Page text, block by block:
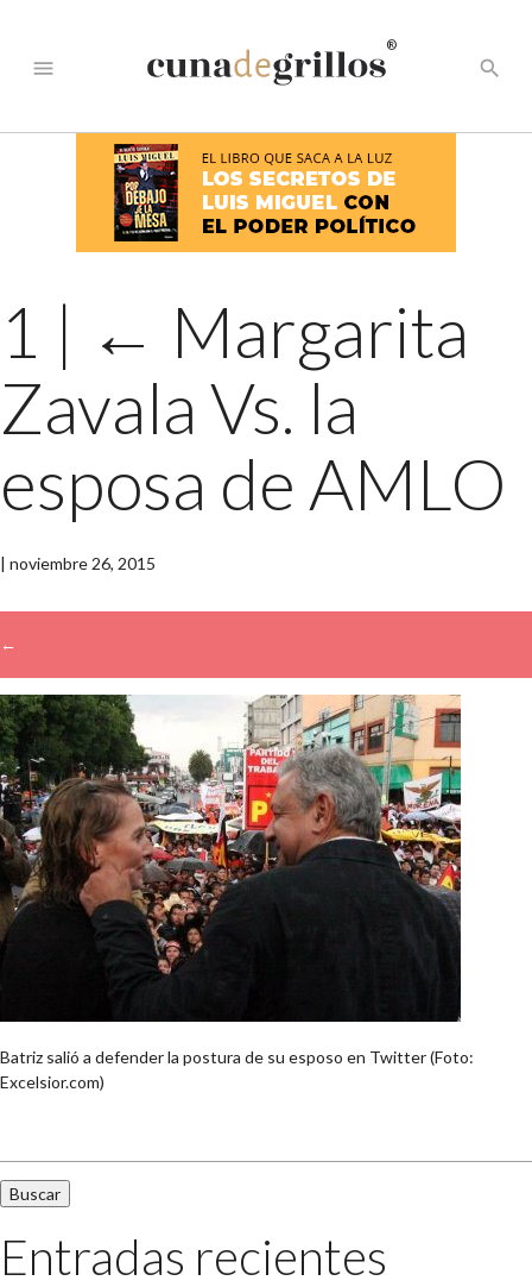
menu
®
search
1 | ← Margarita
Zavala Vs. la
esposa de AMLO
| noviembre 26, 2015
←
→
Batriz salió a defender la postura de su esposo en Twitter (Foto:
Excelsior.com)
Entradas recientes